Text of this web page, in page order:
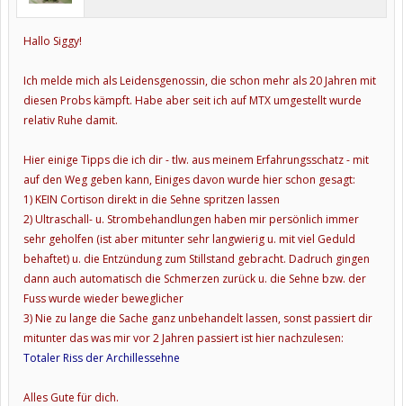
Hallo Siggy!
Ich melde mich als Leidensgenossin, die schon mehr als 20 Jahren mit
diesen Probs kämpft. Habe aber seit ich auf MTX umgestellt wurde
relativ Ruhe damit.
Hier einige Tipps die ich dir - tlw. aus meinem Erfahrungsschatz - mit
auf den Weg geben kann, Einiges davon wurde hier schon gesagt:
1) KEIN Cortison direkt in die Sehne spritzen lassen
2) Ultraschall- u. Strombehandlungen haben mir persönlich immer
sehr geholfen (ist aber mitunter sehr langwierig u. mit viel Geduld
behaftet) u. die Entzündung zum Stillstand gebracht. Dadruch gingen
dann auch automatisch die Schmerzen zurück u. die Sehne bzw. der
Fuss wurde wieder beweglicher
3) Nie zu lange die Sache ganz unbehandelt lassen, sonst passiert dir
mitunter das was mir vor 2 Jahren passiert ist hier nachzulesen:
Totaler Riss der Archillessehne
Alles Gute für dich.